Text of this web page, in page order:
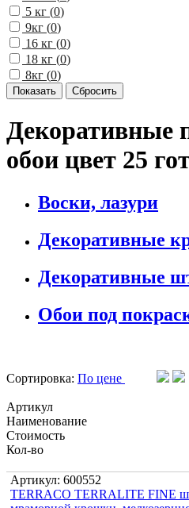
5 кг (0)
9кг (0)
16 кг (0)
18 кг (0)
8кг (0)
Декоративные
обои цвет 25
Воски, лазури
Декоративные
Декоративные
Обои под
Сортировка: По цене
Артикул
Наименование
Стоимость
Кол-во
Артикул: 600552
TERRACO TERRALITE FINE